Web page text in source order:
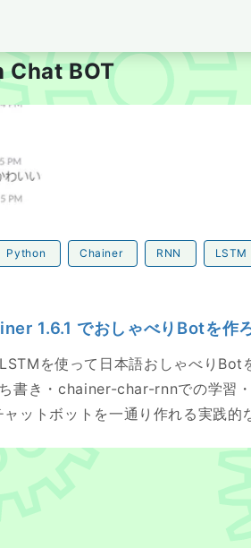
Blog
BOT
でおしゃべりBotを作ろう
Python Chainer RNN LSTM
1.6.1 でおしゃべりBotを作
を使って日本語おしゃべりBot
書き・chainer-char-rnnでの学習
ットボットを一通り作れる実践的